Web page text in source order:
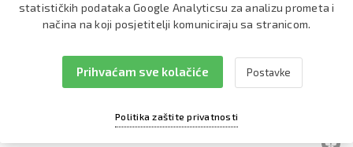
Instagram
statističkih podataka Google Analyticsu za analizu prometa i
načina na koji posjetitelji komuniciraju sa stranicom.
Politika zaštite privatnosti
Prihvaćam sve kolačiće Postavke